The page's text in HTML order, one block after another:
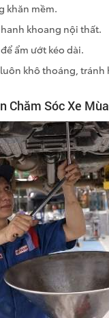
khăn mềm.
khoang nội thất.
ẩm ướt kéo dài.
khô thoáng, tránh
Chăm Sóc Xe